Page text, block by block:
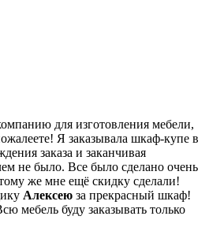
для изготовления мебели,
Я заказывала шкаф-купе в
заказа и заканчивая
не было. Все было сделано очень
же мне ещё скидку сделали!
Алексею за прекрасный шкаф!
мебель буду заказывать только